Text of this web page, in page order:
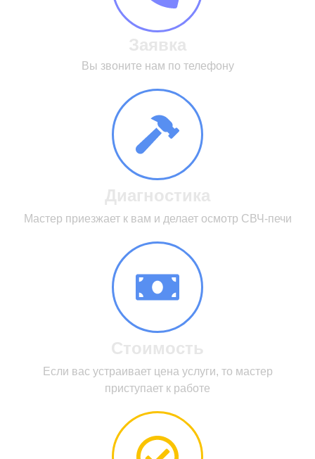
Заявка
Вы звоните нам по телефону
Диагностика
Мастер приезжает к вам и делает осмотр СВЧ-печи
Стоимость
Если вас устраивает цена услуги, то мастер
приступает к работе